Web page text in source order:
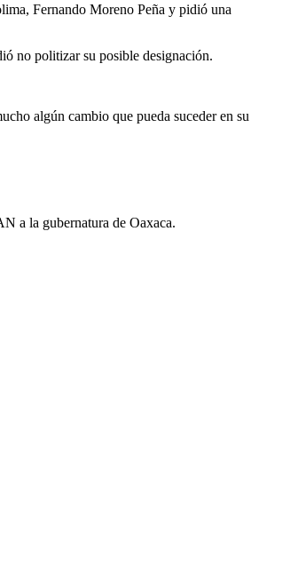
Fernando Moreno Peña y pidió una
no politizar su posible designación.
algún cambio que pueda suceder en su
a la gubernatura de Oaxaca.